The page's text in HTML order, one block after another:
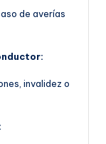
de averías
invalidez o